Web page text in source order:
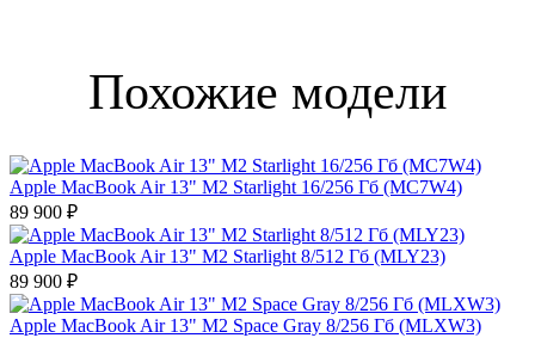
Похожие модели
Apple MacBook Air 13" M2 Starlight 16/256 Гб (MC7W4)
89 900 ₽
Apple MacBook Air 13" M2 Starlight 8/512 Гб (MLY23)
89 900 ₽
Apple MacBook Air 13" M2 Space Gray 8/256 Гб (MLXW3)